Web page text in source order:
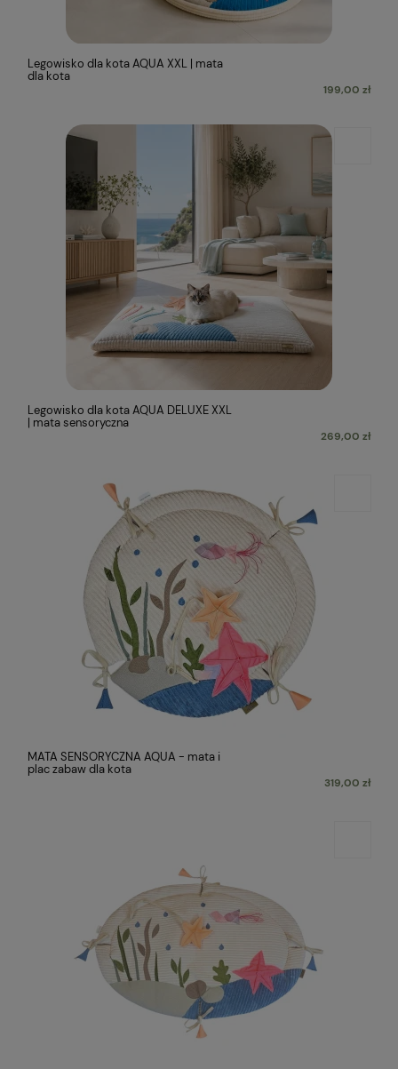
Legowisko dla kota AQUA XXL | mata
dla kota
199,00 zł
Legowisko dla kota AQUA DELUXE XXL
| mata sensoryczna
269,00 zł
MATA SENSORYCZNA AQUA - mata i
plac zabaw dla kota
319,00 zł